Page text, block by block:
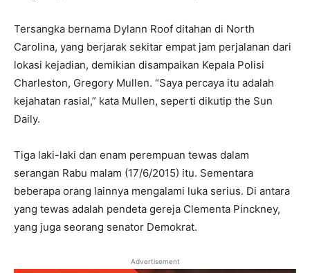
Tersangka bernama Dylann Roof ditahan di North
Carolina, yang berjarak sekitar empat jam perjalanan dari
lokasi kejadian, demikian disampaikan Kepala Polisi
Charleston, Gregory Mullen. “Saya percaya itu adalah
kejahatan rasial,” kata Mullen, seperti dikutip the Sun
Daily.
Tiga laki-laki dan enam perempuan tewas dalam
serangan Rabu malam (17/6/2015) itu. Sementara
beberapa orang lainnya mengalami luka serius. Di antara
yang tewas adalah pendeta gereja Clementa Pinckney,
yang juga seorang senator Demokrat.
Advertisement